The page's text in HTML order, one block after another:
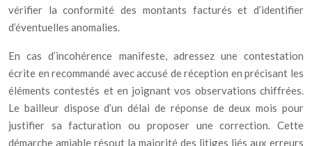
vérifier la conformité des montants facturés et d’identifier
d’éventuelles anomalies.
En cas d’incohérence manifeste, adressez une contestation
écrite en recommandé avec accusé de réception en précisant les
éléments contestés et en joignant vos observations chiffrées.
Le bailleur dispose d’un délai de réponse de deux mois pour
justifier sa facturation ou proposer une correction. Cette
démarche amiable résout la majorité des litiges liés aux erreurs